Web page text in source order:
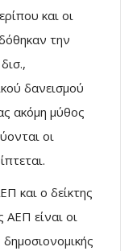
και οι
την
δανεισμού
ακόμη μύθος
οι
και ο δείκτης
είναι οι
δημοσιονομικής